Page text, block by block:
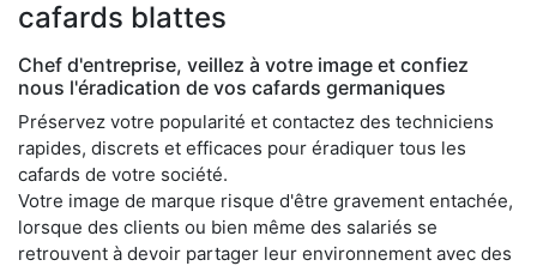
cafards blattes
Chef d'entreprise, veillez à votre image et confiez
nous l'éradication de vos cafards germaniques
Préservez votre popularité et contactez des techniciens
rapides, discrets et efficaces pour éradiquer tous les
cafards de votre société.
Votre image de marque risque d'être gravement entachée,
lorsque des clients ou bien même des salariés se
retrouvent à devoir partager leur environnement avec des